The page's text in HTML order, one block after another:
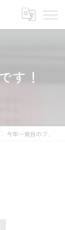
す！
今年一発目のブログです！